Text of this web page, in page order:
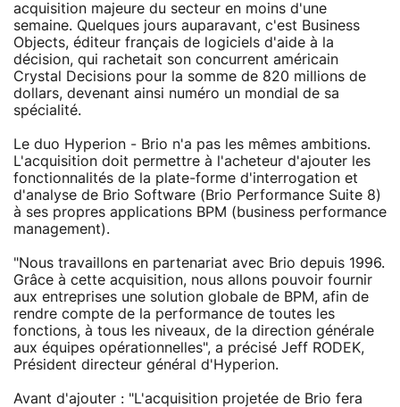
acquisition majeure du secteur en moins d'une
semaine. Quelques jours auparavant, c'est Business
Objects, éditeur français de logiciels d'aide à la
décision, qui rachetait son concurrent américain
Crystal Decisions pour la somme de 820 millions de
dollars, devenant ainsi numéro un mondial de sa
spécialité.
Le duo Hyperion - Brio n'a pas les mêmes ambitions.
L'acquisition doit permettre à l'acheteur d'ajouter les
fonctionnalités de la plate-forme d'interrogation et
d'analyse de Brio Software (Brio Performance Suite 8)
à ses propres applications BPM (business performance
management).
"Nous travaillons en partenariat avec Brio depuis 1996.
Grâce à cette acquisition, nous allons pouvoir fournir
aux entreprises une solution globale de BPM, afin de
rendre compte de la performance de toutes les
fonctions, à tous les niveaux, de la direction générale
aux équipes opérationnelles", a précisé Jeff RODEK,
Président directeur général d'Hyperion.
Avant d'ajouter : "L'acquisition projetée de Brio fera